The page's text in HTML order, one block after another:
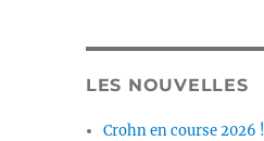
LES NOUVELLES
Crohn en course 2026 !